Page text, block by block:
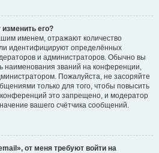
изменить его?
именем, отражают количество
идентифицируют определённых
и администраторов. Обычно вы
наименования званий на конференции,
Пожалуйста, не засоряйте
только для того, чтобы повысить
это запрещено, и модератор
вашего счётчика сообщений.
от меня требуют войти на